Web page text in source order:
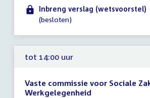
14:00
uur
Inbreng verslag (wetsvoorstel)
(besloten)
tot 14:00 uur
Vaste commissie voor Sociale
Werkgelegenheid